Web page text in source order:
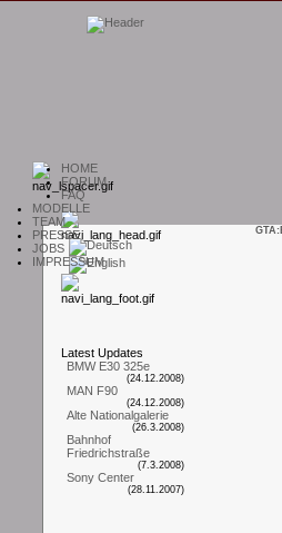
HOME
FORUM
FAQ
MODELLE
TEAM
PRESSE
JOBS
IMPRESSUM
L atest Updates
BMW E30 325e
(24.12.2008)
MAN F90
(24.12.2008)
Alte Nationalgalerie
(26.3.2008)
Bahnhof
Friedrichstraße
(7.3.2008)
Sony Center
(28.11.2007)